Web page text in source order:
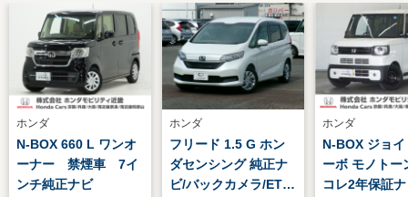
ホンダ
N-BOX 660 L ワンオ
ーナー 禁煙車 7イ
ンチ純正ナビ
ホンダ
フリード 1.5 G ホン
ダセンシング 純正ナ
ビ/バックカメラ/ETC/
ホンダ
N-BOX ジョ
ーボ モノトー
コレ2年保証